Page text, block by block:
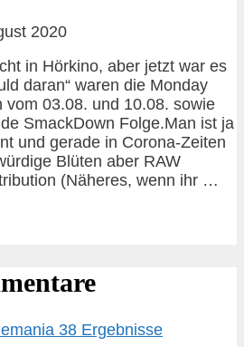
2020
in Hörkino, aber jetzt war es
daran“ waren die Monday
vom 03.08. und 10.08. sowie
SmackDown Folge.Man ist ja
und gerade in Corona-Zeiten
Blüten aber RAW
(Näheres, wenn ihr …
38 Ergebnisse